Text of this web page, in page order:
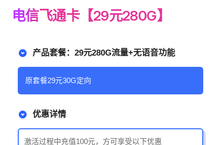
电信飞通卡【29元280G】
产品套餐：29元280G流量+无语音功能
原套餐29元30G定向
优惠详情
激活过程中充值100元，方可享受以下优惠